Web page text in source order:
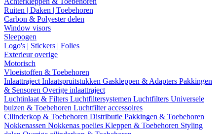
Ruiten | Daken | Toebehoren
Carbon & Polyester delen
Window visors
Sleepogen
Logo's | Stickers | Folies
Exterieur overige
Motorisch
Vloeistoffen & Toebehoren
Inlaattraject Inlaatspruitstukken Gaskleppen & Adapters Pakkingen
& Sensoren Overige inlaattraject
Luchtinlaat & Filters Luchtfiltersystemen Luchtfilters Universele
buizen & Toebehoren Luchtfilter accessoires
Cilinderkop & Toebehoren Distributie Pakkingen & Toebehoren
Nokkenassen Nokkenas poelies Kleppen & Toebehoren Styling